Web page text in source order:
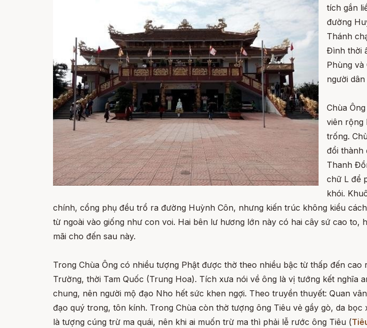
tích gắn
đường
Thánh
Đình thời
Phùng và
người
Chùa
viên rộng
trống.
đổi thành
Thanh
chữ L để
khói.
chính, cổng phụ đều trổ ra đường Huỳnh Côn, nhưng kiến trúc không kiểu
từ ngoài vào giống như con voi. Hai bên lư hương lớn này có hai cây sứ cao
mãi cho đến sau này.
Trong Chùa Ông có nhiều tượng Phật được thờ theo nhiều bậc từ thấp đến
Trường, thời Tam Quốc (Trung Hoa). Tích xưa nói về ông là vị tướng kết
chung, nên người mộ đạo Nho hết sức khen ngợi. Theo truyền thuyết: Quan
đạo quý trong, tôn kính. Trong Chùa còn thờ tượng ông Tiêu vẻ gầy gò, da
là tượng cúng trừ ma quái, nên khi ai muốn trừ ma thì phải lễ rước ông Tiêu (